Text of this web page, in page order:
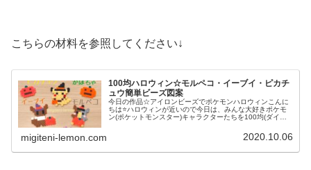
こちらの材料を参照してください↓
100均ハロウィン☆モルペコ・イーブイ・ピカチ
ュウ簡単ビーズ図案
今日の作品☆アイロンビーズでポケモンハロウィンこんに
ちは⭐ハロウィンが近いので今日は、みんな大好きポケモ
ン(ポケットモンスター)キャラクターたちを100均(ダイソ
migiteni-lemon.com 2020.10.06